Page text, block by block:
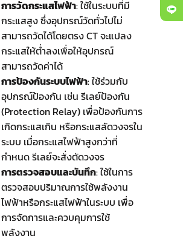
การวัดกระแสไฟฟ้า: ใช้ในระบบที่มี
กระแสสูง ซึ่งอุปกรณ์วัดทั่วไปไม่
สามารถวัดได้โดยตรง CT จะแปลง
กระแสให้ต่ำลงเพื่อให้อุปกรณ์
สามารถวัดค่าได้
การป้องกันระบบไฟฟ้า: ใช้ร่วมกับ
อุปกรณ์ป้องกัน เช่น รีเลย์ป้องกัน
(Protection Relay) เพื่อป้องกันการ
เกิดกระแสเกิน หรือกระแสลัดวงจรใน
ระบบ เมื่อกระแสไฟฟ้าสูงกว่าที่
กำหนด รีเลย์จะสั่งตัดวงจร
การตรวจสอบและบันทึก: ใช้ในการ
ตรวจสอบปริมาณการใช้พลังงาน
ไฟฟ้าหรือกระแสไฟฟ้าในระบบ เพื่อ
การจัดการและควบคุมการใช้
พลังงาน